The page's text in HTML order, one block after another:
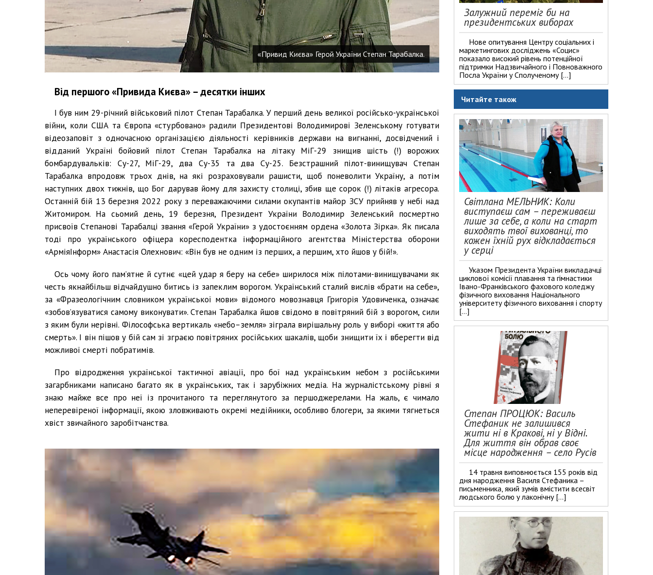
«Привид Києва» Герой України Степан Тарабалка.
Від першого «Привида Києва» – десятки інших
І був ним 29-річний військовий пілот Степан Тарабалка. У перший день великої російсько-української
війни, коли США та Європа «стурбовано» радили Президентові Володимирові Зеленському готувати
відеозаповіт з одночасною організацією діяльності керівників держави на вигнанні, досвідчений і
відданий Україні бойовий пілот Степан Тарабалка на літаку МіГ-29 знищив шість (!) ворожих
бомбардувальків: Су-27, МіГ-29, два Су-35 та два Су-25. Безстрашний пілот-винищувач Степан
Тарабалка впродовж трьох днів, на які розраховували рашисти, щоб поневолити Україну, а потім
наступних двох тижнів, що Бог дарував йому для захисту столиці, збив ще сорок (!) літаків агресора.
Останній бій 13 березня 2022 року з переважаючими силами окупантів майор ЗСУ прийняв у небі над
Житомиром. На сьомий день, 19 березня, Президент України Володимир Зеленський посмертно
присвоїв Степанові Тарабалці звання «Герой України» з удостоєнням ордена «Золота Зірка». Як писала
тоді про українського офіцера коресподентка інформаційного агентства Міністерства оборони
«АрміяІнформ» Анастасія Олехнович: «Він був не одним із перших, а першим, хто йшов у бій!».
Ось чому його пам’ятне й сутнє «цей удар я беру на себе» ширилося між пілотами-винищувачами як
честь якнайбільш відчайдушно битись із запеклим ворогом. Український сталий вислів «брати на себе»,
за «Фразеологічним словником української мови» відомого мовознавця Григорія Удовиченка, означає
«зобов’язуватися самому виконувати». Степан Тарабалка йшов свідомо в повітряний бій з ворогом, сили
з яким були нерівні. Філософська вертикаль «небо–земля» зіграла вирішальну роль у виборі «життя або
смерть». І він пішов у бій сам зі зграєю повітряних російських шакалів, щоби знищити їх і вберегти від
можливої смерті побратимів.
Про відродження української тактичної авіації, про бої над українським небом з російськими
загарбниками написано багато як в українських, так і зарубіжних медіа. На журналістському рівні я
знаю майже все про неї із прочитаного та переглянутого за першоджерелами. На жаль, є чимало
неперевіреної інформації, якою зловживають окремі медійники, особливо блогери, за якими тягнеться
хвіст звичайного заробітчанства.
Залужний переміг би на
президентських виборах
Нове опитування Центру соціальних і
маркетингових досліджень «Социс»
показало високий рівень потенційної
підтримки Надзвичайного і Повноважного
Посла України у Сполученому […]
Читайте також
Світлана МЕЛЬНИК: Коли
виступаєш сам – переживаєш
лише за себе, а коли на старт
виходять твої вихованці, то
кожен їхній рух відкладається
у серці
Указом Президента України викладачці
циклової комісії плавання та гімнастики
Івано-Франківського фахового коледжу
фізичного виховання Національного
університету фізичного виховання і спорту
[…]
Степан ПРОЦЮК: Василь
Стефаник не залишився
жити ні в Кракові, ні у Відні.
Для життя він обрав своє
місце народження – село Русів
14 травня виповнюється 155 років від
дня народження Василя Стефаника –
письменника, який зумів вмістити всесвіт
людського болю у лаконічну […]